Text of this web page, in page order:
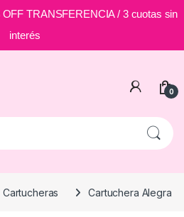
TRANSFERENCIA / 3 cuotas sin
interés
0
Cartucheras Cartuchera Alegra